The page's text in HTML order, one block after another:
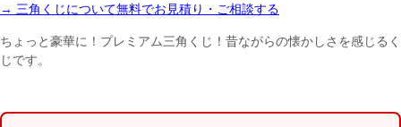
→ 三角くじについて無料でお見積り・ご相談する
ちょっと豪華に！プレミアム三角くじ！昔ながらの懐かしさを感じるく
じです。